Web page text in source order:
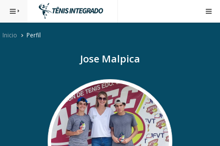
Inicio Perfil
Jose Malpica